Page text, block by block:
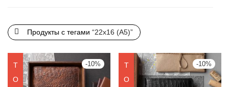
Блокноты и ежедневники
Кожаные блокноты
Блокноты А5
Блокноты на кольцах
Аксессуары для фотографов
Продукты с тегами “22x16 (А5)”
-10%
Т
О
-10%
Т
О